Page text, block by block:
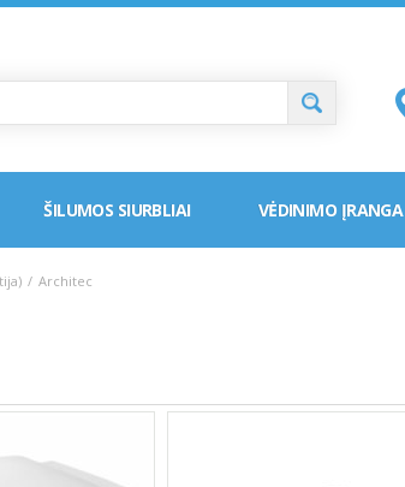
ŠILUMOS SIURBLIAI VĖDINIMO ĮRANGA
/ Architec